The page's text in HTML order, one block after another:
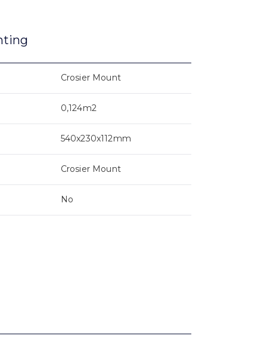
Crosier Mount
0,124m2
540x230x112mm
Crosier Mount
No